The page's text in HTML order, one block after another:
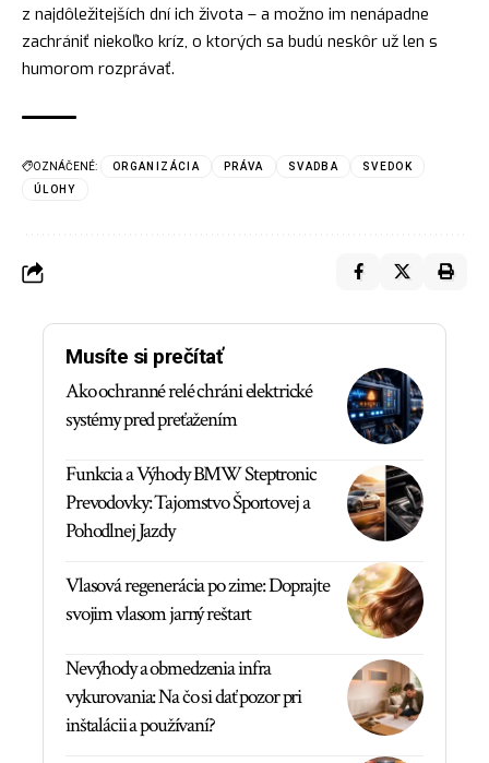
z najdôležitejších dní ich života – a možno im nenápadne
zachrániť niekoľko kríz, o ktorých sa budú neskôr už len s
humorom rozprávať.
OZNÁČENÉ: ORGANIZÁCIA PRÁVA SVADBA
SVEDOK
ÚLOHY
Musíte si prečítať
Ako ochranné relé chráni elektrické
systémy pred preťažením
Funkcia a Výhody BMW Steptronic
Prevodovky: Tajomstvo Športovej a
Pohodlnej Jazdy
Vlasová regenerácia po zime: Doprajte
svojim vlasom jarný reštart
Nevýhody a obmedzenia infra
vykurovania: Na čo si dať pozor pri
inštalácii a používaní?